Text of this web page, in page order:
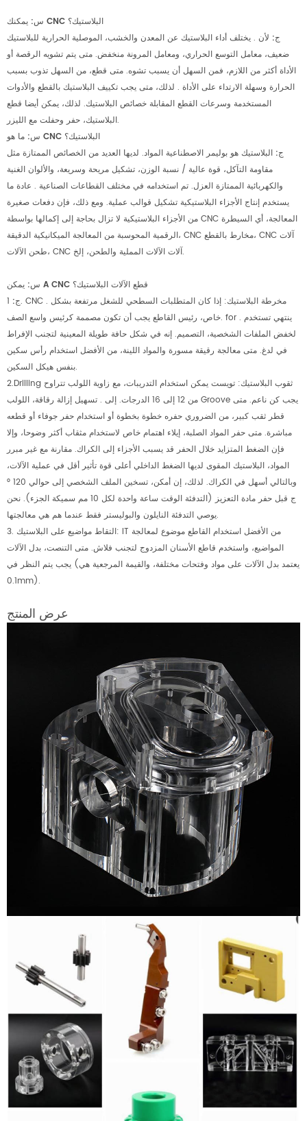
س: يمكنك CNC البلاستيك؟
ج: لأن . يختلف أداء البلاستيك عن المعدن والخشب، الموصلية الحرارية للبلاستيك
ضعيف، معامل التوسع الحراري، ومعامل المرونة منخفض. متى يتم تشويه الرقصة أو
الأداة أكثر من اللازم، فمن السهل أن يسبب تشوه. متى قطع، من السهل تذوب بسبب
الحرارة وسهلة الارتداء على الأداة . لذلك، متى يجب تكييف البلاستيك بالقطع والأدوات
المستخدمة وسرعات القطع المقابلة خصائص البلاستيك. لذلك، يمكن أيضا قطع
البلاستيك، حفر وحفلت مع الليزر.
س: ما هو CNC البلاستيك؟
ج: البلاستيك هو بوليمر الاصطناعية المواد. لديها العديد من الخصائص الممتازة مثل
مقاومة التآكل، قوة عالية / نسبة الوزن، تشكيل مريحة وسريعة، والألوان الغنية
والكهربائية الممتازة العزل. تم استخدامه في مختلف القطاعات الصناعية . عادة ما
يستخدم إنتاج الأجزاء البلاستيكية تشكيل قوالب عملية. ومع ذلك، فإن دفعات صغيرة
من الأجزاء البلاستيكية لا تزال بحاجة إلى إكمالها بواسطة CNC المعالجة، أي السيطرة
الرقمية المحوسبة من المعالجة الميكانيكية الدقيقة، CNC مخارط بالقطع، CNC آلات
طحن الآلات، CNC آلات الآلات المملية والطحن، إلخ.
س: يمكن A CNC قطع الآلات البلاستيك؟
ج: 1. CNC . مخرطة البلاستيك: إذا كان المتطلبات السطحي للشغل مرتفعة بشكل
خاص، رئيس القاطع يجب أن تكون مصممة كرئيس واسع الصف. for . ينتهي تستخدم
لخفض الملفات الشخصية، التصميم. إنه في شكل حافة طويلة المعينية لتجنب الإفراط
في لدغ. متى معالجة رقيقة مسورة والمواد اللينة، من الأفضل استخدام رأس سكين
بنفس هيكل السكين.
2.Drilling ثقوب البلاستيك: تويست يمكن استخدام التدريبات، مع زاوية اللولب تتراوح
من 12 إلى 16 الدرجات. إلى . تسهيل إزالة رقاقة، اللولب Groove يجب كن ناعم. متى
قطر ثقب كبير، من الضروري حفره خطوة بخطوة أو استخدام حفر جوفاء أو قطعه
مباشرة. متى حفر المواد الصلبة، إيلاء اهتمام خاص لاستخدام مثقاب أكثر وضوحا، وإلا
فإن الضغط المتزايد خلال الحفر قد يسبب الأجزاء إلى الكراك. مقارنة مع غير مبرر
المواد، البلاستيك المقوى لديها الضغط الداخلي أعلى قوة تأثير أقل في عملية الآلات،
وبالتالي أسهل في الكراك. لذلك، إن أمكن، تسخين الملف الشخصي إلى حوالي 120 °
ج قبل حفر مادة التعزيز (التدفئة الوقت ساعة واحدة لكل 10 مم سميكة الجزء). نحن
يوصي التدفئة النايلون والبوليستر فقط عندما هم هي معالجتها.
3. التقاط مواضيع على البلاستيك: IT من الأفضل استخدام القاطع موضوع لمعالجة
المواضيع، واستخدم قاطع الأسنان المزدوج لتجنب فلاش. متى التنصت، بدل الآلات
يجب يتم النظر في (يعتمد بدل الآلات على مواد وفتحات مختلفة، والقيمة المرجعية هي
0.1mm).
عرض المنتج